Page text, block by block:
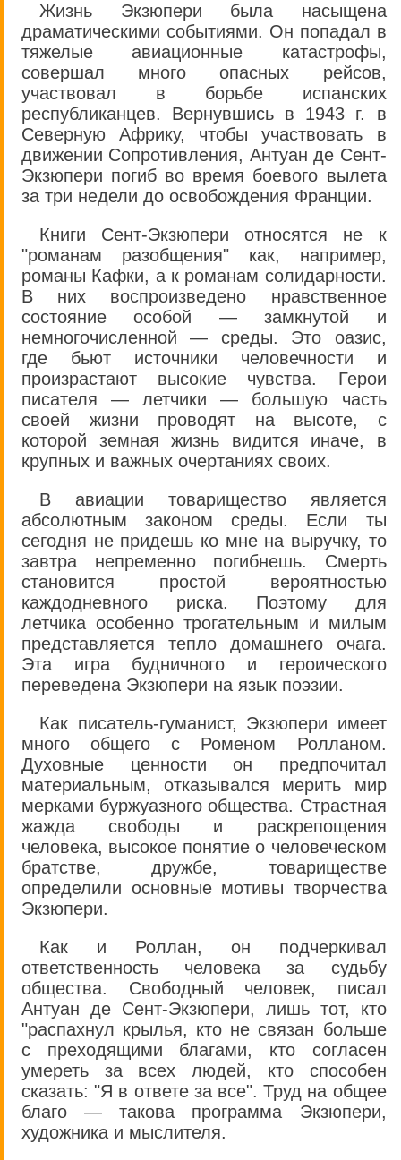
Жизнь Экзюпери была насыщена
драматическими событиями. Он попадал в
тяжелые авиационные катастрофы,
совершал много опасных рейсов,
участвовал в борьбе испанских
республиканцев. Вернувшись в 1943 г. в
Северную Африку, чтобы участвовать в
движении Сопротивления, Антуан де Сент-
Экзюпери погиб во время боевого вылета
за три недели до освобождения Франции.
Книги Сент-Экзюпери относятся не к
"романам разобщения" как, например,
романы Кафки, а к романам солидарности.
В них воспроизведено нравственное
состояние особой — замкнутой и
немногочисленной — среды. Это оазис,
где бьют источники человечности и
произрастают высокие чувства. Герои
писателя — летчики — большую часть
своей жизни проводят на высоте, с
которой земная жизнь видится иначе, в
крупных и важных очертаниях своих.
В авиации товарищество является
абсолютным законом среды. Если ты
сегодня не придешь ко мне на выручку, то
завтра непременно погибнешь. Смерть
становится простой вероятностью
каждодневного риска. Поэтому для
летчика особенно трогательным и милым
представляется тепло домашнего очага.
Эта игра будничного и героического
переведена Экзюпери на язык поэзии.
Как писатель-гуманист, Экзюпери имеет
много общего с Роменом Ролланом.
Духовные ценности он предпочитал
материальным, отказывался мерить мир
мерками буржуазного общества. Страстная
жажда свободы и раскрепощения
человека, высокое понятие о человеческом
братстве, дружбе, товариществе
определили основные мотивы творчества
Экзюпери.
Как и Роллан, он подчеркивал
ответственность человека за судьбу
общества. Свободный человек, писал
Антуан де Сент-Экзюпери, лишь тот, кто
"распахнул крылья, кто не связан больше
с преходящими благами, кто согласен
умереть за всех людей, кто способен
сказать: "Я в ответе за все". Труд на общее
благо — такова программа Экзюпери,
художника и мыслителя.